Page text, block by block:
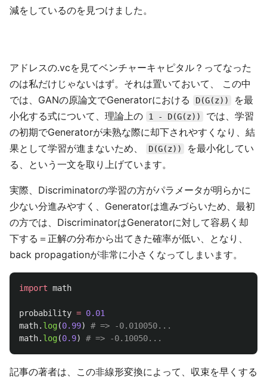
減をしているのを見つけました。
アドレスの.vcを見てベンチャーキャピタル？ってなった
のは私だけじゃないはず。それは置いておいて、 この中
では、GANの原論文でGeneratorにおける
D(G(z))
を最
小化する式について、理論上の
1 - D(G(z))
では、学習
の初期でGeneratorが未熟な際に却下されやすくなり、結
果として学習が進まないため、
D(G(z))
を最小化してい
る、という一文を取り上げています。
実際、Discriminatorの学習の方がパラメータが明らかに
少ない分進みやすく、Generatorは進みづらいため、最初
の方では、DiscriminatorはGeneratorに対して容易く却
下する＝正解の分布から出てきた確率が低い、となり、
back propagationが非常に小さくなってしまいます。
import math
probability = 0.01
math. log(0.99)
math. log(0.9)
記事の著者は、この非線形変換によって、収束を早くする